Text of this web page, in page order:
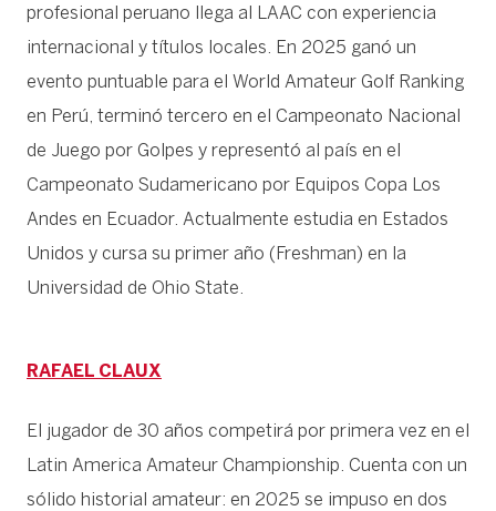
profesional peruano llega al LAAC con experiencia
internacional y títulos locales. En 2025 ganó un
evento puntuable para el World Amateur Golf Ranking
en Perú, terminó tercero en el Campeonato Nacional
de Juego por Golpes y representó al país en el
Campeonato Sudamericano por Equipos Copa Los
Andes en Ecuador. Actualmente estudia en Estados
Unidos y cursa su primer año (Freshman) en la
Universidad de Ohio State.
RAFAEL CLAUX
El jugador de 30 años competirá por primera vez en el
Latin America Amateur Championship. Cuenta con un
sólido historial amateur: en 2025 se impuso en dos